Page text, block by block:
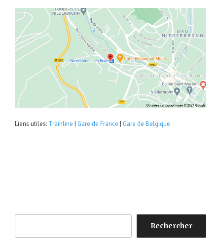
Liens utiles: Trainline | Gare de France | Gare de Belgique
Rechercher